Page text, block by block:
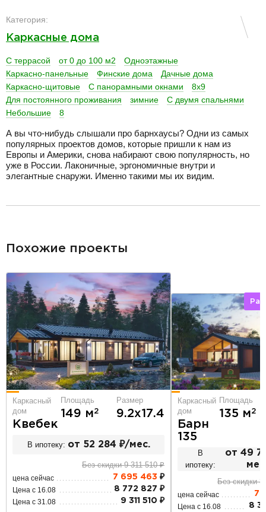
Категория:
Каркасные дома
С террасой от 0 до 100 м2
Одноэтажные
Каркасно-панельные
Финские дома
Дачные дома
Каркасно-щитовые
С панорамными окнами
8х9
Для постоянного проживания
зимние
С двумя спальнями
Небольшие
8
А вы что-нибудь слышали про барнхаусы? Одни из самых
популярных проектов домов, которые пришли к нам из
Европы и Америки, снова набирают свою популярность, но
уже в России. Лаконичные, эргономичные внутри и
элегантные снаружи. Именно такими мы их видим.
Похожие проекты
Каркасный
дом
Квебек
Площадь
149 м2
Размер
9.2х17.4
В ипотеку: от 52 284 ₽/мес.
Без скидки 9 311 510 ₽
цена сейчас 7 695 463 ₽
Цена с 16.08 8 772 827 ₽
Цена с 31.08 9 311 510 ₽
Каркасный
дом
Барн
135
Площадь
135 м2
В
ипотеку:
от 49
Без скидки
цена сейчас 7
Цена с 16.08 8